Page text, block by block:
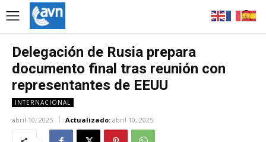
Delegación de Rusia prepara
documento final tras reunión con
representantes de EEUU
INTERNACIONAL
abril 10, 2025 Actualizado: abril 10, 2025